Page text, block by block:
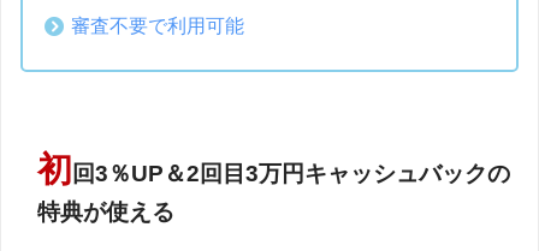
審査不要で利用可能
初 回3％UP＆2回目3万円キャッシュバックの
特典が使える